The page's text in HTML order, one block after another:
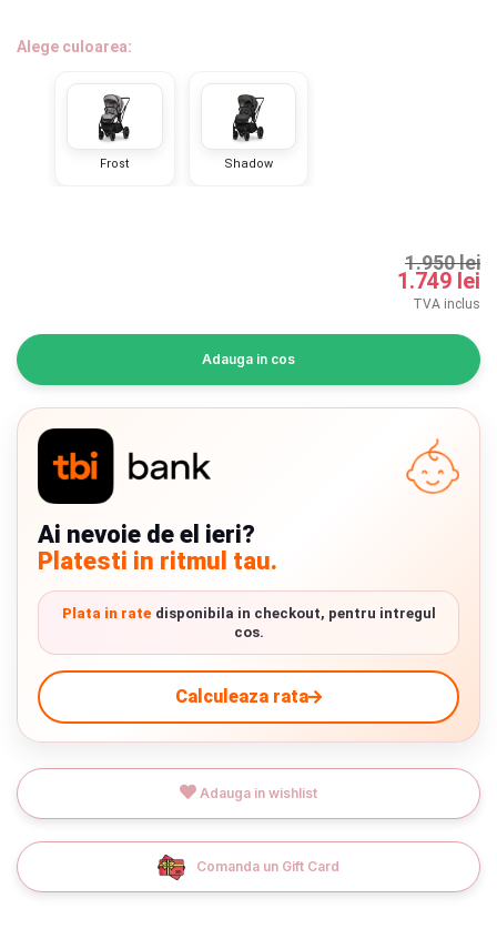
Informatii companie
Depozit
Q & A
Branduri
Termeni si conditii
Politica de confidentialitate
Politica de utilizare cookie-uri
Modalitati de plata
Instalare scaune/scoici auto
ANPC
Alege culoarea:
Frost Shadow
1.950 lei
1.749 lei
TVA inclus
Adauga in cos
Ai nevoie de el ieri?
Platesti in ritmul tau.
Plata in ratedisponibila in checkout, pentru intregul
cos.
Calculeaza rata
Adauga in wishlist
Comanda un Gift Card
Chrome cu detalii negre
Verde cu detalii negre
9.305 lei
TVA inclus